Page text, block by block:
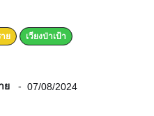
าย เวียงป่าเป้า
ย 07/08/2024